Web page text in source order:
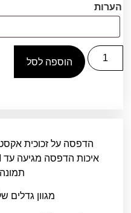
הערות
הוספה לסל
מגוון גדלים